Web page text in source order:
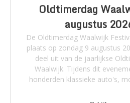
Oldtimerdag
augustus
De Oldtimerdag Waalwijk
plaats op zondag 9 augustus
deel uit van de jaarlijkse
Waalwijk. Tijdens dit
honderden klassieke auto's,